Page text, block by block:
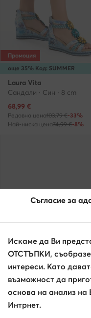
още 35% Код: SUMMER
Промоция
Laura Vita
Сандали · Син · 8 cm
Актуална цена
68,99 €
Редовна цена103,79 €-33%
Най-ниска цена74,99 €-8%
Rieker
74,95
Съгласие за
Искаме да Ви
ОТСТЪПКИ,
интереси. Като
възможност да
основа на анализ на
Интрнет.